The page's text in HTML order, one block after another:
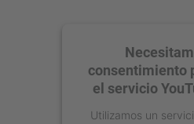
consentimiento
el servicio
Utilizamos un